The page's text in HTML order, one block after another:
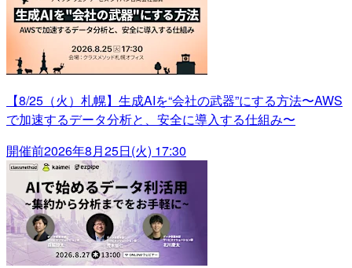
【8/25（火）札幌】生成AIを“会社の武器”にする方法〜AWS
で加速するデータ分析と、安全に導入する仕組み〜
開催前2026年8月25日(火) 17:30